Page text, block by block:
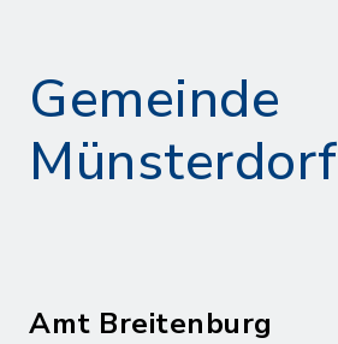
Gemeinde
Münsterdorf
Amt Breitenburg